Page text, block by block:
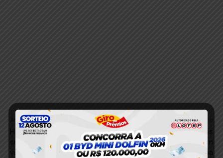
Anterior
Homem é preso em Juruti
suspeito de estupro de
vulnerável
Próximo
Padrasto é Preso Após
Estuprar Menor em
Comunidade de Itaituba